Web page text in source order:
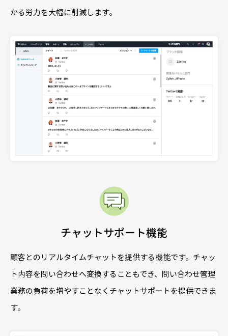
かる労力を大幅に削減します。
チャットサポート機能
顧客とのリアルタイムチャットを提供する機能です。チャッ
ト内容を問い合わせへ変換することもでき、問い合わせ管理
業務の負荷を増やすことなくチャットサポートを提供できま
す。